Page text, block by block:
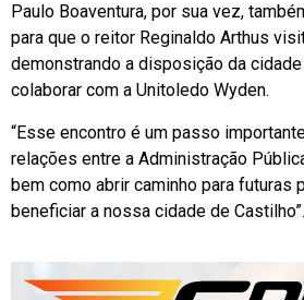
Paulo Boaventura, por sua vez,
para que o reitor Reginaldo Arthus
demonstrando a disposição da
colaborar com a Unitoledo Wyden.
“Esse encontro é um passo
relações entre a Administração
bem como abrir caminho para futuras
beneficiar a nossa cidade de Castilho”.